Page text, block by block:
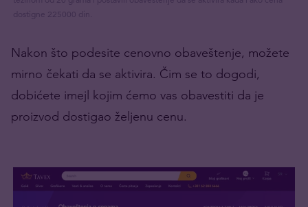
dostigne 225000 din.
Nakon što podesite cenovno obaveštenje, možete
mirno čekati da se aktivira. Čim se to dogodi,
dobićete imejl kojim ćemo vas obavestiti da je
proizvod dostigao željenu cenu.